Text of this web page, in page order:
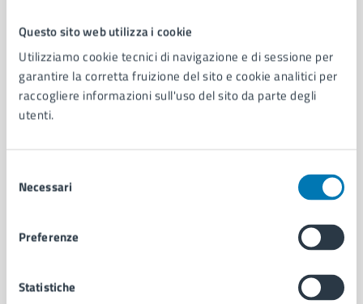
Questo sito web utilizza i cookie
Utilizziamo cookie tecnici di navigazione e di sessione per
garantire la corretta fruizione del sito e cookie analitici per
raccogliere informazioni sull'uso del sito da parte degli
utenti.
delNecessari
Preferenze
Statistiche
Comune di Napoli
AMMINISTRAZIONE
Aree amministrative
Uffici
Personale amministrativo
Intranet, posta aziendale e protocollo